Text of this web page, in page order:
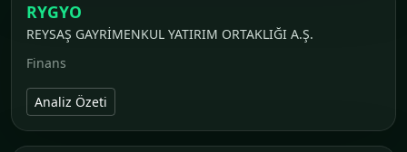
RYGYO
REYSAŞ GAYRİMENKUL YATIRIM ORTAKLIĞI A.Ş.
Finans
Analiz Özeti